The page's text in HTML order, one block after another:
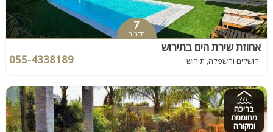
7
חדרים
אחוזת שירת הים בתירוש
ירושלים והשפלה, תירוש 055-4338189
בריכה
מחוממת
ומקורה